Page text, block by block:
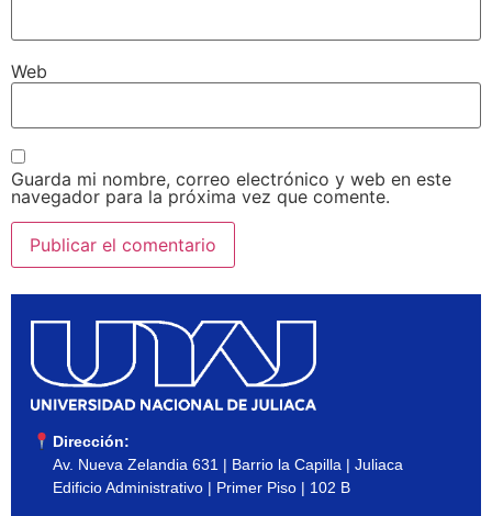
Web
Guarda mi nombre, correo electrónico y web en este
navegador para la próxima vez que comente.
Dirección:
Av. Nueva Zelandia 631 | Barrio la Capilla | Juliaca
Edificio Administrativo | Primer Piso | 102 B